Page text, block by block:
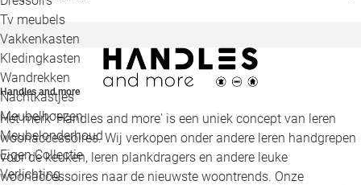
Tv meubels
Vakkenkasten
Kledingkasten
Wandrekken
Nachtkastjes
Meubelhoezen
Meubelonderhoud
Eigen Collectie
Verlichting
Handles and more
Het merk 'Handles and more' is een uniek concept van leren
woonaccessoires. Wij verkopen onder andere leren handgrepen
voor de keuken, leren plankdragers en andere leuke
woonaccessoires naar de nieuwste woontrends. Onze